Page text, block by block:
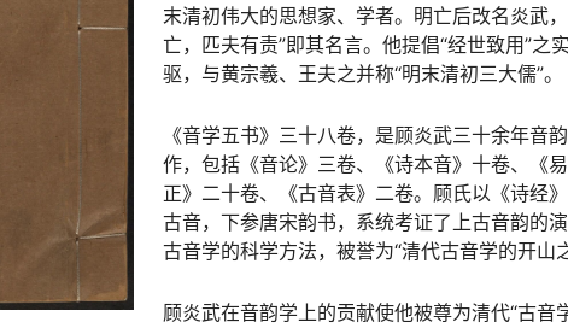
末清初伟大的思想家、学者。明亡后改名炎武
亡，匹夫有责”即其名言。他提倡“经世致用”之
驱，与黄宗羲、王夫之并称“明末清初三大儒”。
《音学五书》三十八卷，是顾炎武三十余年音
作，包括《音论》三卷、《诗本音》十卷、《
正》二十卷、《古音表》二卷。顾氏以《诗经
古音，下参唐宋韵书，系统考证了上古音韵的
古音学的科学方法，被誉为“清代古音学的开山之
顾炎武在音韵学上的贡献使他被尊为清代“古音